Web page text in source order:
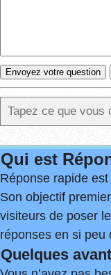
Qui est
Réponse rapide
Son objectif
visiteurs de poser
réponses en si peu
Quelques